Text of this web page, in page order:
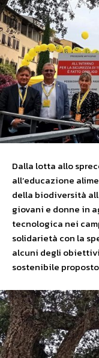
Dalla lotta allo
all’educazione
della biodiversità
giovani e donne in
tecnologica nei
solidarietà con la
alcuni degli
sostenibile